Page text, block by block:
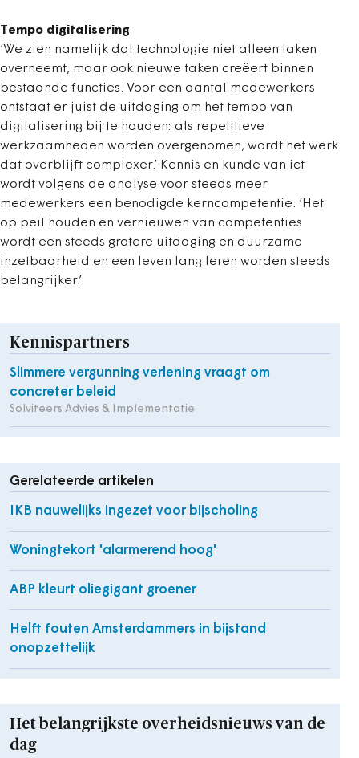
Tempo digitalisering
‘We zien namelijk dat technologie niet alleen taken
overneemt, maar ook nieuwe taken creëert binnen
bestaande functies. Voor een aantal medewerkers
ontstaat er juist de uitdaging om het tempo van
digitalisering bij te houden: als repetitieve
werkzaamheden worden overgenomen, wordt het werk
dat overblijft complexer.’ Kennis en kunde van ict
wordt volgens de analyse voor steeds meer
medewerkers een benodigde kerncompetentie. ‘Het
op peil houden en vernieuwen van competenties
wordt een steeds grotere uitdaging en duurzame
inzetbaarheid en een leven lang leren worden steeds
belangrijker.’
Kennispartners
Slimmere vergunning verlening vraagt om
concreter beleid
Solviteers Advies & Implementatie
Gerelateerde artikelen
IKB nauwelijks ingezet voor bijscholing
Woningtekort 'alarmerend hoog'
ABP kleurt oliegigant groener
Helft fouten Amsterdammers in bijstand
onopzettelijk
Het belangrijkste overheidsnieuws van de
dag